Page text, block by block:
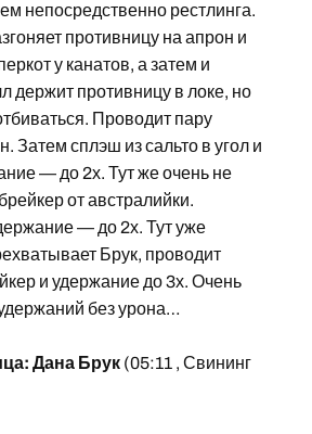
непосредственно рестлинга.
противницу на апрон и
у канатов, а затем и
держит противницу в локе, но
Проводит пару
Затем сплэш из сальто в угол и
— до 2х. Тут же очень не
от австралийки.
— до 2х. Тут уже
Брук, проводит
и удержание до 3х. Очень
без урона…
Дана Брук(05:11 , Свининг